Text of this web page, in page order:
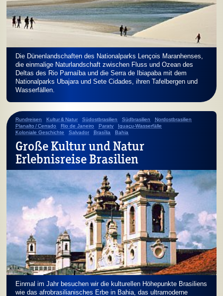
Die Dünenlandschaften des Nationalparks Lençois Maranhenses,
die einmalige Naturlandschaft zwischen Fluss und Ozean des
Deltas des Rio Parnaíba und die Serra de Ibiapaba mit dem
Nationalparks Ubajara und Sete Cidades, ihren Tafelbergen und
Wasserfällen.
Rundreisen Kultur & Natur Südostbrasilien Südbrasilien
Nordostbrasilien
Planalto / Cerrado
Rio de Janeiro Paraty
Iguaçu-Wasserfälle
Koloniale Geschichte
Salvador Brasília Bahia
Große Kultur und Natur
Erlebnisreise Brasilien
Einmal im Jahr besuchen wir die kulturellen Höhepunkte Brasiliens
wie das afro­brasilia­nisches Erbe in Bahia, das ultramoderne